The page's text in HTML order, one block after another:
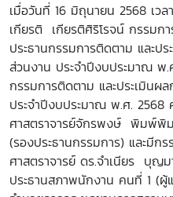
เมื่อวันที่ 16 มิถุนายน 2568 เว
เกียรติ เกียรติศิริโรจน์ กรรม
ประธานกรรมการติดตาม และป
ส่วนงาน ประจำปีงบประมาณ พ
กรรมการติดตาม และประเมินผ
ประจำปีงบประมาณ พ.ศ. 2568
ศาสตราจารย์จักรพงษ์ พิมพ์พิ
(รองประธานกรรมการ) และมีก
ศาสตราจารย์ ดร.จำเนียร บุญ
ประธานสภาพนักงาน คนที่ 1 (ผู้